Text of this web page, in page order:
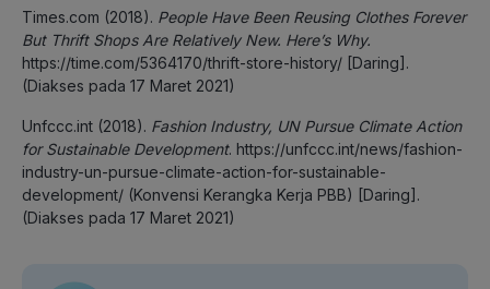
Times.com (2018). People Have Been Reusing Clothes Forever
But Thrift Shops Are Relatively New. Here’s Why.
https://time.com/5364170/thrift-store-history/ [Daring].
(Diakses pada 17 Maret 2021)
Unfccc.int (2018). Fashion Industry, UN Pursue Climate Action
for Sustainable Development. https://unfccc.int/news/fashion-
industry-un-pursue-climate-action-for-sustainable-
development/ (Konvensi Kerangka Kerja PBB) [Daring].
(Diakses pada 17 Maret 2021)